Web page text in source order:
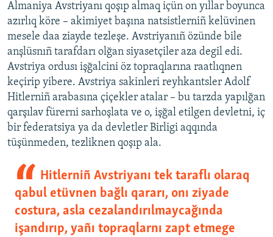
Almaniya Avstriyanı qoşıp almaq içün on yıllar boyunca
azırlıq köre – akimiyet başına natsistlerniñ kelüvinen
mesele daa ziayde tezleşe. Avstriyanıñ özünde bile
anşlüsnıñ tarafdarı olğan siyasetçiler aza degil edi.
Avstriya ordusı işğalcini öz topraqlarına raatlıqnen
keçirip yibere. Avstriya sakinleri reyhkantsler Adolf
Hitlerniñ arabasına çiçekler atalar – bu tarzda yapılğan
qarşılav fürerni sarhoşlata ve o, işğal etilgen devletni, iç
bir federatsiya ya da devletler Birligi aqqında
tüşünmeden, tezliknen qoşıp ala.
Hitlerniñ Avstriyanı tek taraflı olaraq
qabul etüvnen bağlı qararı, onı ziyade
costura, asla cezalandırılmaycağında
işandırıp, yañı topraqlarnı zapt etmege